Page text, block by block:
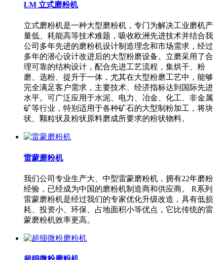
LM 立式磨粉机
立式磨粉机是一种大型磨粉机，专门为解决工业磨机产
量低、耗能高等技术难题，吸收欧洲先进技术并结合我
公司多年先进的磨粉机设计制造理念和市场需求，经过
多年的潜心设计改进后的大型粉磨设备。立磨采用了合
理可靠的结构设计，配合先进工艺流程，集烘干、粉
磨、选粉、提升于一体，尤其在大型粉磨工艺中，能够
完全满足客户需求，主要技术、经济指标达到国际先进
水平。可广泛应用于水泥、电力、冶金、化工、非金属
矿等行业，特别适用于各种矿石的大型制粉加工，将块
状、颗粒状及粉状原料磨成所要求的粉状物料。
雷蒙磨粉机
我们公司专业生产大、中型雷蒙磨粉机，拥有22年磨粉
经验，已经成为中国的磨粉机制造商和供应商。 R系列
雷蒙磨粉机是经过我们的专家优化升级改造，具有低损
耗、投资小、环保、占地面积小等优点，它比传统的雷
蒙磨粉机效率更高。